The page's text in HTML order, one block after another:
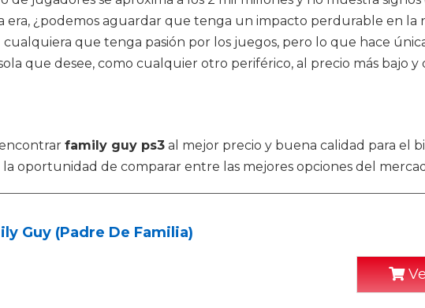
¿podemos aguardar que tenga un impacto perdurable en la
que tenga pasión por los juegos, pero lo que hace
que desee, como cualquier otro periférico, al precio más bajo y
family guy ps3 al mejor precio y buena calidad para el
oportunidad de comparar entre las mejores opciones del
Guy (Padre De Familia)